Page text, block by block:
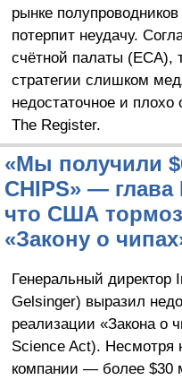
рынке полупроводников
потерпит неудачу.
счётной палаты (ECA),
стратегии слишком
недостаточное и плохо
The Register.
«Мы получили
CHIPS» —
что США
«Закону о
Генеральный директор
Gelsinger) выразил
реализации «Закона о
Science Act). Несмотря
компании — более $30